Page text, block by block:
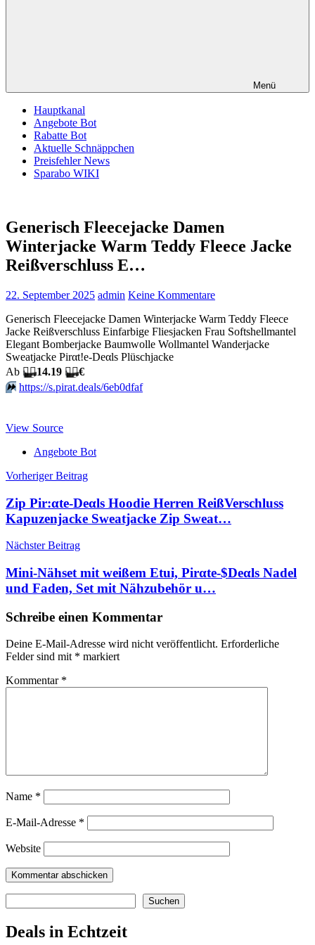
Menü
Hauptkanal
Angebote Bot
Rabatte Bot
Aktuelle Schnäppchen
Preisfehler News
Sparabo WIKI
Generisch Fleecejacke Damen
Winterjacke Warm Teddy Fleece Jacke
Reißverschluss E…
22. September 2025 admin Keine Kommentare
Generisch Fleecejacke Damen Winterjacke Warm Teddy Fleece
Jacke Reißverschluss Einfarbige Fliesjacken Frau Softshellmantel
Elegant Bomberjacke Baumwolle Wollmantel Wanderjacke
Sweatjacke Pirαt!е-Dеαls Plüschjacke
Аb 🏴‍☠️14.19 🏴‍☠️€
⏩️ https://s.pirat.deals/6eb0dfaf
View Source
Angebote Bot
Beitragsnavigation
Vorheriger Beitrag
Zip Pir:αtе-Dеαls Hoodie Herren ReißVerschluss
Kapuzenjacke Sweatjacke Zip Sweat…
Nächster Beitrag
Mini-Nähset mit weißem Etui, Pirαtе-$Dеαls Nadel
und Faden, Set mit Nähzubehör u…
Schreibe einen Kommentar
Deine E-Mail-Adresse wird nicht veröffentlicht. Erforderliche
Felder sind mit * markiert
Kommentar *
Name *
E-Mail-Adresse *
Website
Suchen
Deals in Echtzeit